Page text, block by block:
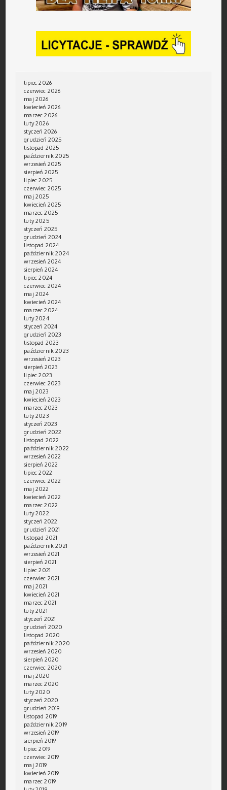
lipiec 2026
czerwiec 2026
maj 2026
kwiecień 2026
marzec 2026
luty 2026
styczeń 2026
grudzień 2025
listopad 2025
październik 2025
wrzesień 2025
sierpień 2025
lipiec 2025
czerwiec 2025
maj 2025
kwiecień 2025
marzec 2025
luty 2025
styczeń 2025
grudzień 2024
listopad 2024
październik 2024
wrzesień 2024
sierpień 2024
lipiec 2024
czerwiec 2024
maj 2024
kwiecień 2024
marzec 2024
luty 2024
styczeń 2024
grudzień 2023
listopad 2023
październik 2023
wrzesień 2023
sierpień 2023
lipiec 2023
czerwiec 2023
maj 2023
kwiecień 2023
marzec 2023
luty 2023
styczeń 2023
grudzień 2022
listopad 2022
październik 2022
wrzesień 2022
sierpień 2022
lipiec 2022
czerwiec 2022
maj 2022
kwiecień 2022
marzec 2022
luty 2022
styczeń 2022
grudzień 2021
listopad 2021
październik 2021
wrzesień 2021
sierpień 2021
lipiec 2021
czerwiec 2021
maj 2021
kwiecień 2021
marzec 2021
luty 2021
styczeń 2021
grudzień 2020
listopad 2020
październik 2020
wrzesień 2020
sierpień 2020
czerwiec 2020
maj 2020
marzec 2020
luty 2020
styczeń 2020
grudzień 2019
listopad 2019
październik 2019
wrzesień 2019
sierpień 2019
lipiec 2019
czerwiec 2019
maj 2019
kwiecień 2019
marzec 2019